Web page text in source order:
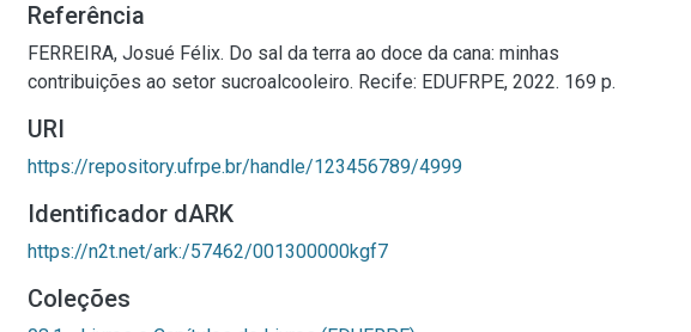
Referência
FERREIRA, Josué Félix. Do sal da terra ao doce da cana: minhas
contribuições ao setor sucroalcooleiro. Recife: EDUFRPE, 2022. 169 p.
URI
https://repository.ufrpe.br/handle/123456789/4999
Identificador dARK
https://n2t.net/ark:/57462/001300000kgf7
Coleções